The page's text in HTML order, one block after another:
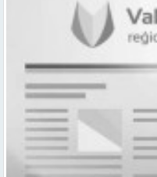
dzīves līdzsvaram par labu
līdzfinansētu veselības
kā arī citas sociālās
un normatīvajos aktos
un izaugsmes iespējas zinošu
burtu lielumu “11”) un
elektroniski, nosūtot uz
personīgi Pašvaldības
apkalpošanas centrā, adrese:
novadā ar norādi
tehnoloģiju administratora/-
23.augustam. Tālrunis papildu
Valkas, Smiltenes un Limbažu
pievienoties čaklu, rūpīgu un
kurš rūpētos par mūsu darba
un pievienojies mūsu kolektīvam! Mums ir svarīgi, lai Tev ir:
vidējā vai vidējā
saimniecisko darbu veikšanā,
apsaimniekošanas jomā; •
tīmekļa pārlūkprogrammās, e
vismaz B2 līmenī; • prasme
patstāvīgi risināt ar darba
augsta atbildības izjūta un
kategorijas autovadītāja
izmantot personīgo